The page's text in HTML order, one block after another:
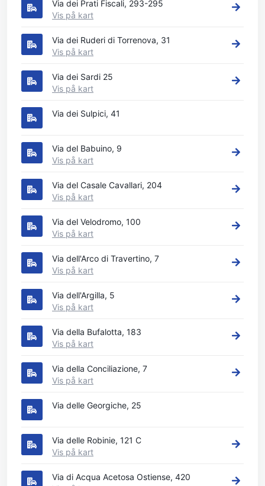
Via dei Prati Fiscali, 293-295
Vis på kart
Via dei Ruderi di Torrenova, 31
Vis på kart
Via dei Sardi 25
Vis på kart
Via dei Sulpici, 41
Via del Babuino, 9
Vis på kart
Via del Casale Cavallari, 204
Vis på kart
Via del Velodromo, 100
Vis på kart
Via dell'Arco di Travertino, 7
Vis på kart
Via dell'Argilla, 5
Vis på kart
Via della Bufalotta, 183
Vis på kart
Via della Conciliazione, 7
Vis på kart
Via delle Georgiche, 25
Via delle Robinie, 121 C
Vis på kart
Via di Acqua Acetosa Ostiense, 420